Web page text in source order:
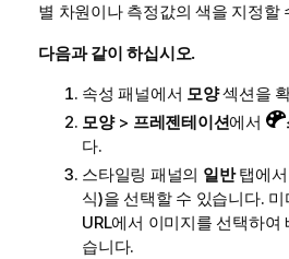
별 차원이나 측정값의 색을 지정할
다음과 같이 하십시오.
속성 패널에서 모양섹션을
모양> 프레젠테이션에서
다.
스타일링 패널의 일반탭에서
식)을 선택할 수 있습니다.
URL에서 이미지를 선택하여
습니다.